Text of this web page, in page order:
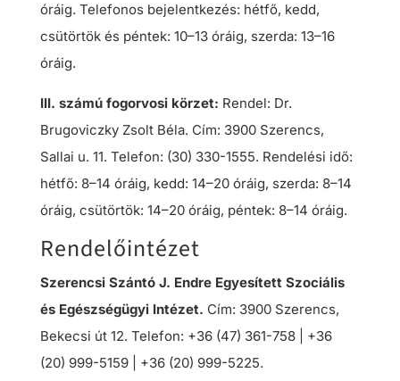
óráig. Telefonos bejelentkezés: hétfő, kedd,
csütörtök és péntek: 10–13 óráig, szerda: 13–16
óráig.
III. számú fogorvosi körzet: Rendel: Dr.
Brugoviczky Zsolt Béla. Cím: 3900 Szerencs,
Sallai u. 11. Telefon: (30) 330-1555. Rendelési idő:
hétfő: 8–14 óráig, kedd: 14–20 óráig, szerda: 8–14
óráig, csütörtök: 14–20 óráig, péntek: 8–14 óráig.
Rendelőintézet
Szerencsi Szántó J. Endre Egyesített Szociális
és Egészségügyi Intézet. Cím: 3900 Szerencs,
Bekecsi út 12. Telefon: +36 (47) 361-758 | +36
(20) 999-5159 | +36 (20) 999-5225.